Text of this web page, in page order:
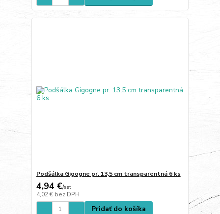
Podšálka Gigogne pr. 13,5 cm transparentná 6 ks
4,94 €/set
4,02 € bez DPH
Pridať do košíka